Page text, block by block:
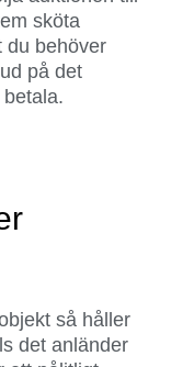
sköta
du behöver
på det
så håller
det anländer